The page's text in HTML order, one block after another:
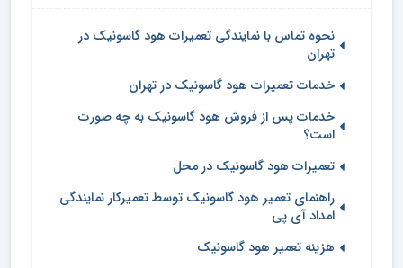
نحوه تماس با نمایندگی تعمیرات هود گاسونیک در
تهران
خدمات تعمیرات هود گاسونیک در تهران
خدمات پس از فروش هود گاسونیک به چه صورت
است؟
تعمیرات هود گاسونیک در محل
راهنمای تعمیر هود گاسونیک توسط تعمیرکار نمایندگی
امداد آی پی
هزینه تعمیر هود گاسونیک